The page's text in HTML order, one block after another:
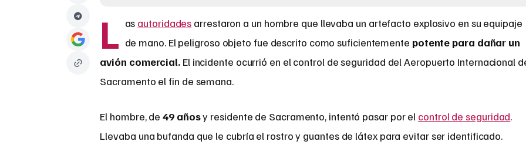
L as autoridades arrestaron a un hombre que llevaba un artefacto explosivo en su equipaje
de mano. El peligroso objeto fue descrito como suficientemente potente para dañar un
avión comercial.El incidente ocurrió en el control de seguridad del Aeropuerto Internacional
Sacramento el fin de semana.
El hombre, de49 añosy residente de Sacramento, intentó pasar por el control de seguridad.
Llevaba una bufanda que le cubría el rostro y guantes de látex para evitar ser identificado.